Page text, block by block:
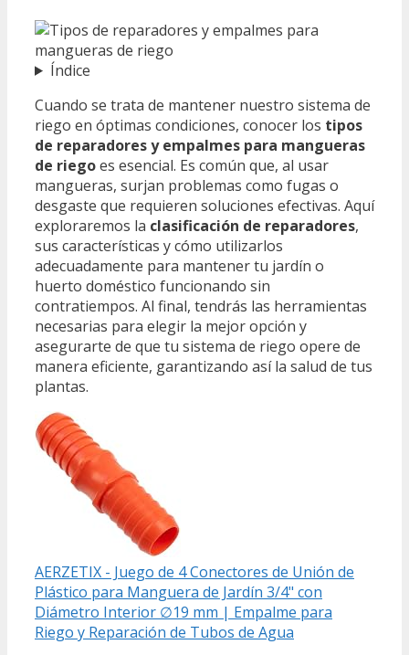
Índice
Cuando se trata de mantener nuestro sistema de
riego en óptimas condiciones, conocer los tipos
de reparadores y empalmes para mangueras
de riegoes esencial. Es común que, al usar
mangueras, surjan problemas como fugas o
desgaste que requieren soluciones efectivas. Aquí
exploraremos la clasificación de reparadores,
sus características y cómo utilizarlos
adecuadamente para mantener tu jardín o
huerto doméstico funcionando sin
contratiempos. Al final, tendrás las herramientas
necesarias para elegir la mejor opción y
asegurarte de que tu sistema de riego opere de
manera eficiente, garantizando así la salud de tus
plantas.
AERZETIX - Juego de 4 Conectores de Unión de
Plástico para Manguera de Jardín 3/4" con
Diámetro Interior ∅19 mm | Empalme para
Riego y Reparación de Tubos de Agua